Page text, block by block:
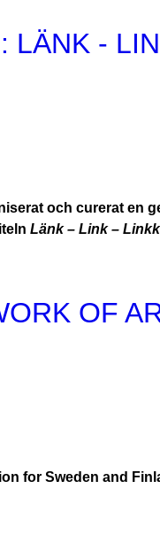
LÄNK -
och curerat en
Länk – Link –
OF
for Sweden and